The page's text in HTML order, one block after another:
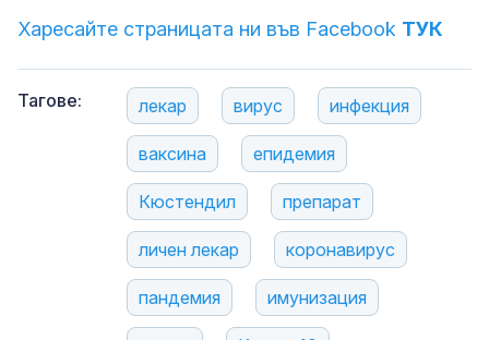
Харесайте страницата ни във Facebook ТУК
Тагове: лекар вирус инфекция
ваксина епидемия
Кюстендил препарат
личен лекар коронавирус
пандемия имунизация